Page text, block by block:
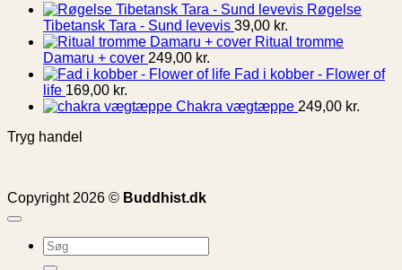
Røgelse
Tibetansk Tara - Sund levevis 39,00 kr.
Ritual tromme
Damaru + cover 249,00 kr.
Fad i kobber - Flower of
life 169,00 kr.
Chakra vægtæppe 249,00 kr.
Tryg handel
Copyright 2026 © Buddhist.dk
Søg
efter: